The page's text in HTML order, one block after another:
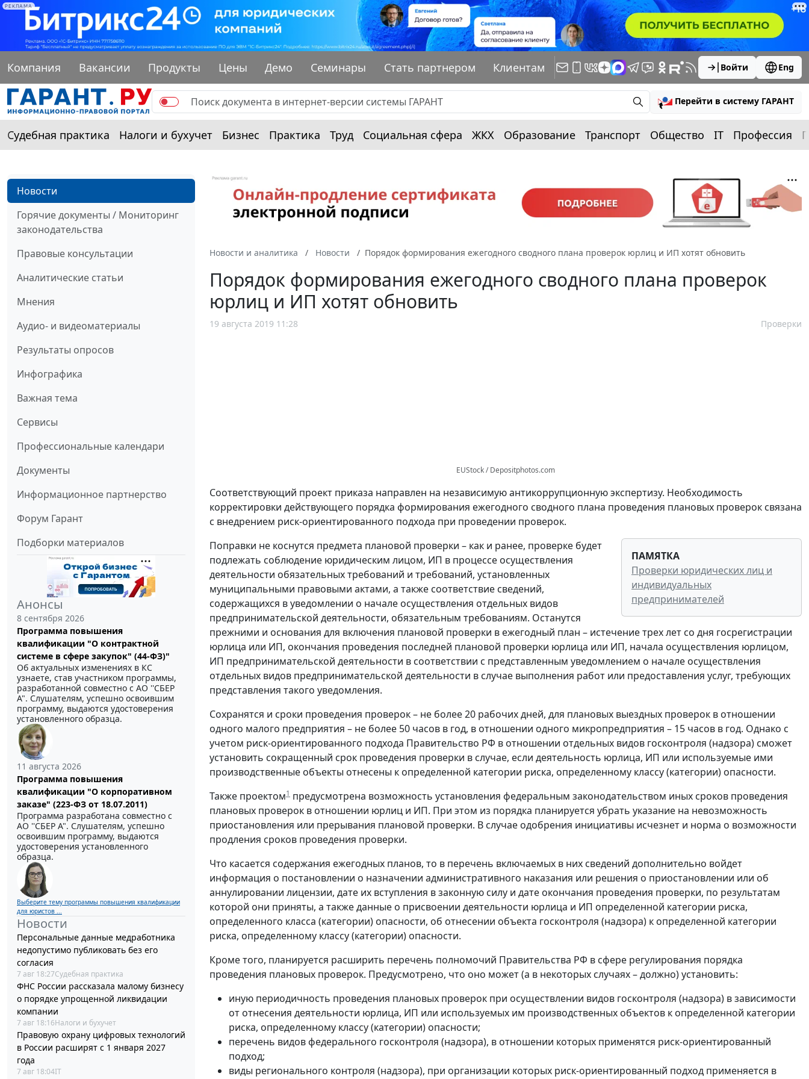
РЕКЛАМА
Компания Вакансии Продукты Цены Демо Семинары Стать партнером Клиентам Войти Eng
Перейти в систему ГАРАНТ
Судебная практика Налоги и бухучет Бизнес Практика Труд Социальная сфера ЖКХ Образование Транспорт Общество IT Профессия
Новости
Горячие документы / Мониторинг
законодательства
Правовые консультации
Аналитические статьи
Мнения
Аудио- и видеоматериалы
Результаты опросов
Инфографика
Важная тема
Сервисы
Профессиональные календари
Документы
Информационное партнерство
Форум Гарант
Подборки материалов
Анонсы
8 сентября 2026
Программа повышения
квалификации "О контрактной
системе в сфере закупок" (44-ФЗ)"
Об актуальных изменениях в КС
узнаете, став участником программы,
разработанной совместно с АО ''СБЕР
А". Слушателям, успешно освоившим
программу, выдаются удостоверения
установленного образца.
11 августа 2026
Программа повышения
квалификации "О корпоративном
заказе" (223-ФЗ от 18.07.2011)
Программа разработана совместно с
АО ''СБЕР А". Слушателям, успешно
освоившим программу, выдаются
удостоверения установленного
образца.
Выберите тему программы повышения квалификации
для юристов ...
Новости
Персональные данные медработника
недопустимо публиковать без его
согласия
7 авг 18:27Судебная практика
ФНС России рассказала малому бизнесу
о порядке упрощенной ликвидации
компании
7 авг 18:16Налоги и бухучет
Правовую охрану цифровых технологий
в России расширят с 1 января 2027
года
7 авг 18:04IT
Новости и аналитика Новости Порядок формирования ежегодного сводного плана проверок юрлиц и ИП хотят обновить
Порядок формирования ежегодного сводного плана проверок
юрлиц и ИП хотят обновить
19 августа 2019 11:28 Проверки
EUStock / Depositphotos.com
Соответствующий проект приказа направлен на независимую антикоррупционную экспертизу. Необходимость
корректировки действующего порядка формирования ежегодного сводного плана проведения плановых проверок связана
с внедрением риск-ориентированного подхода при проведении проверок.
ПАМЯТКА
Проверки юридических лиц и
индивидуальных
предпринимателей
Поправки не коснутся предмета плановой проверки – как и ранее, проверке будет
подлежать соблюдение юридическим лицом, ИП в процессе осуществления
деятельности обязательных требований и требований, установленных
муниципальными правовыми актами, а также соответствие сведений,
содержащихся в уведомлении о начале осуществления отдельных видов
предпринимательской деятельности, обязательным требованиям. Останутся
прежними и основания для включения плановой проверки в ежегодный план – истечение трех лет со дня госрегистрации
юрлица или ИП, окончания проведения последней плановой проверки юрлица или ИП, начала осуществления юрлицом,
ИП предпринимательской деятельности в соответствии с представленным уведомлением о начале осуществления
отдельных видов предпринимательской деятельности в случае выполнения работ или предоставления услуг, требующих
представления такого уведомления.
Сохранятся и сроки проведения проверок – не более 20 рабочих дней, для плановых выездных проверок в отношении
одного малого предприятия – не более 50 часов в год, в отношении одного микропредприятия – 15 часов в год. Однако с
учетом риск-ориентированного подхода Правительство РФ в отношении отдельных видов госконтроля (надзора) сможет
установить сокращенный срок проведения проверки в случае, если деятельность юрлица, ИП или используемые ими
производственные объекты отнесены к определенной категории риска, определенному классу (категории) опасности.
Также проектом1 предусмотрена возможность установления федеральным законодательством иных сроков проведения
плановых проверок в отношении юрлиц и ИП. При этом из порядка планируется убрать указание на невозможность
приостановления или прерывания плановой проверки. В случае одобрения инициативы исчезнет и норма о возможности
продления сроков проведения проверки.
Что касается содержания ежегодных планов, то в перечень включаемых в них сведений дополнительно войдет
информация о постановлении о назначении административного наказания или решения о приостановлении или об
аннулировании лицензии, дате их вступления в законную силу и дате окончания проведения проверки, по результатам
которой они приняты, а также данные о присвоении деятельности юрлица и ИП определенной категории риска,
определенного класса (категории) опасности, об отнесении объекта госконтроля (надзора) к определенной категории
риска, определенному классу (категории) опасности.
Кроме того, планируется расширить перечень полномочий Правительства РФ в сфере регулирования порядка
проведения плановых проверок. Предусмотрено, что оно может (а в некоторых случаях – должно) установить:
иную периодичность проведения плановых проверок при осуществлении видов госконтроля (надзора) в зависимости
от отнесения деятельности юрлица, ИП или используемых им производственных объектов к определенной категории
риска, определенному классу (категории) опасности;
перечень видов федерального госконтроля (надзора), в отношении которых применятся риск-ориентированный
подход;
виды регионального контроля (надзора), при организации которых риск-ориентированный подход применяется в